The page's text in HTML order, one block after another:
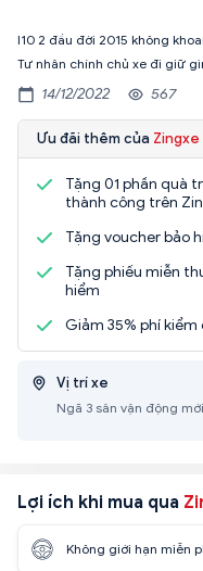
I10 2 đầu đời 2015 không
Tư nhân chính chủ xe đi giữ
14/12/2022 567
Ưu đãi thêm của Zingxe
Tặng 01 phần quà
thành công trên
Tặng voucher bảo
Tặng phiếu miễn
hiểm
Giảm 35% phí
Vị trí xe
Ngã 3 sân vận động
Lợi ích khi mua qua
Không giới hạn miễn